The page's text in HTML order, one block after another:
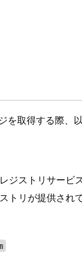
取得する際、
ストリサービス
リが提供されて